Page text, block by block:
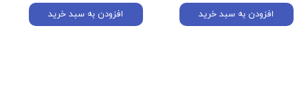
افزودن به سبد خرید افزودن به سبد خرید